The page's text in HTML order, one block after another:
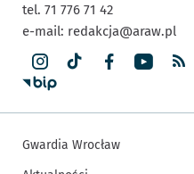
tel. 71 776 71 42
e-mail: redakcja@araw.pl
Gwardia Wrocław